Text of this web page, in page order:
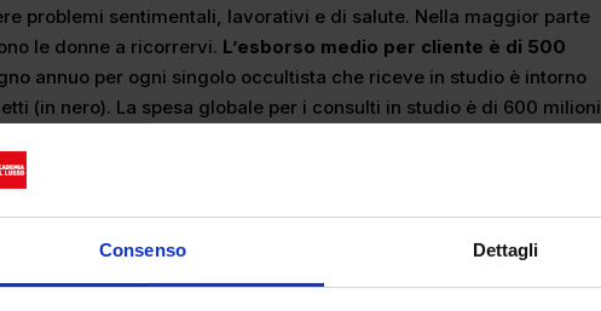
Consenso Dettagli
problemi sentimentali, lavorativi e di salute. Nella maggior parte
le donne a ricorrervi. L’esborso medio per cliente è di 500
annuo per ogni singolo occultista che riceve in studio è intorno
(in nero). La spesa globale per i consulti in studio è di 600 milioni
solo il 10% del totale.